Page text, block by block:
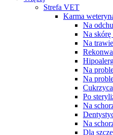
Strefa VET
Karma
Na
Na skórę
Na
Na
Na
Cukrzyca
Po
Na
Na
Dla